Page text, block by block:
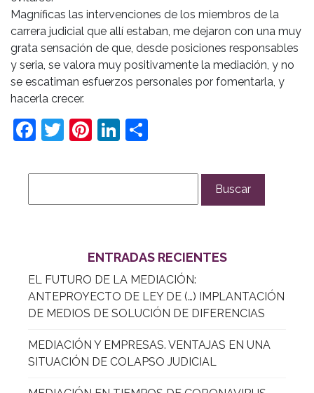
Magníficas las intervenciones de los miembros de la
carrera judicial que allí estaban, me dejaron con una muy
grata sensación de que, desde posiciones responsables
y seria, se valora muy positivamente la mediación, y no
se escatiman esfuerzos personales por fomentarla, y
hacerla crecer.
Facebook
Twitter
Pinterest
LinkedIn
ENTRADAS RECIENTES
EL FUTURO DE LA MEDIACIÓN:
ANTEPROYECTO DE LEY DE (…) IMPLANTACIÓN
DE MEDIOS DE SOLUCIÓN DE DIFERENCIAS
MEDIACIÓN Y EMPRESAS. VENTAJAS EN UNA
SITUACIÓN DE COLAPSO JUDICIAL